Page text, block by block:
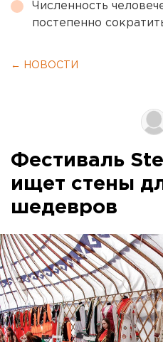
Численность
постепенно
← НОВОСТИ
Фестиваль
ищет стены
шедевров